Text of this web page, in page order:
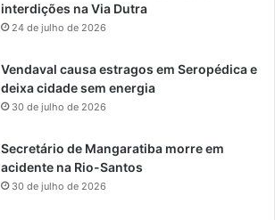
interdições na Via Dutra
24 de julho de 2026
Vendaval causa estragos em Seropédica e
deixa cidade sem energia
30 de julho de 2026
Secretário de Mangaratiba morre em
acidente na Rio-Santos
30 de julho de 2026